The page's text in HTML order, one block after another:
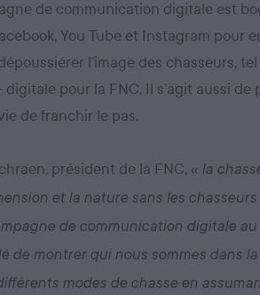
de communication digitale est
You Tube et Instagram pour
l’image des chasseurs,
digitale pour la FNC. Il s’agit aussi
de franchir le pas.
président de la FNC, « la
et la nature sans les
de communication digitale
de montrer qui nous sommes dans
modes de chasse en